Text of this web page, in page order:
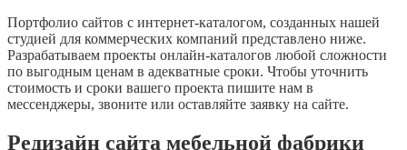
Портфолио сайтов с интернет-каталогом, созданных нашей
студией для коммерческих компаний представлено ниже.
Разрабатываем проекты онлайн-каталогов любой сложности
по выгодным ценам в адекватные сроки. Чтобы уточнить
стоимость и сроки вашего проекта пишите нам в
мессенджеры, звоните или оставляйте заявку на сайте.
Редизайн сайта мебельной фабрики